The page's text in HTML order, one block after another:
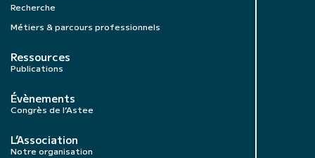
Recherche
Métiers & parcours professionnels
Ressources
Publications
Évènements
Congrès de l’Astee
L’Association
Notre organisation